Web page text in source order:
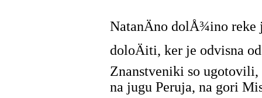
NatanÄno dolÅ¾ino
doloÄiti, ker je odvisna
Znanstveniki so
na jugu Peruja, na gori